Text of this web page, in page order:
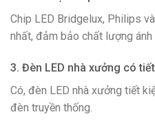
Chip LED Bridgelux, Philips
nhất, đảm bảo chất lượng ánh
3. Đèn LED nhà xưởng có
Có, đèn LED nhà xưởng tiết
đèn truyền thống.